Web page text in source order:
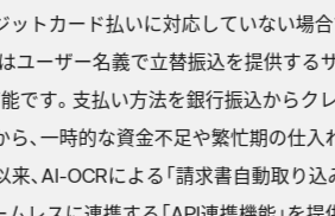
トカード払いに対応していない場
ユーザー名義で立替振込を提供す
です。支払い方法を銀行振込からク
、一時的な資金不足や繁忙期の仕
、AI-OCRによる「請求書自動取り